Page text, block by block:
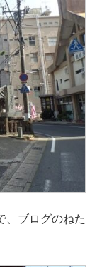
、ブログのねた